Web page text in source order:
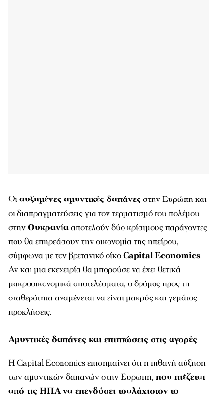
Οιαυξημένες αμυντικές δαπάνεςστην Ευρώπη και
οι διαπραγματεύσεις για τον τερματισμό του πολέμου
στηνΟυκρανίααποτελούν δύο κρίσιμους παράγοντες
που θα επηρεάσουν την οικονομία της ηπείρου,
σύμφωνα με τον βρετανικό οίκοCapital Economics.
Αν και μια εκεχειρία θα μπορούσε να έχει θετικά
μακροοικονομικά αποτελέσματα, ο δρόμος προς τη
σταθερότητα αναμένεται να είναι μακρύς και γεμάτος
προκλήσεις.
Αμυντικές δαπάνες και επιπτώσεις στις αγορές
Η Capital Economics επισημαίνει ότι η πιθανή αύξηση
των αμυντικών δαπανών στην Ευρώπη, που πιέζεται
από τις ΗΠΑ να επενδύσει τουλάχιστον το